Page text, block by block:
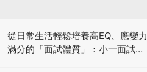
從日常生活輕鬆培養高EQ、應變力
滿分的「面試體質」：小一面試最